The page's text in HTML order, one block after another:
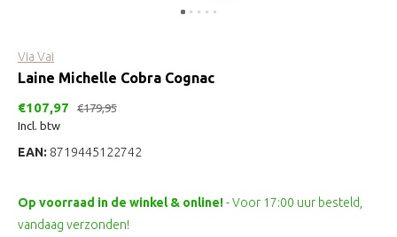
Via Vai
Laine Michelle Cobra Cognac
€107,97
€179,95
Incl. btw
EAN: 8719445122742
Op voorraad in de winkel & online!- Voor 17:00 uur besteld,
vandaag verzonden!